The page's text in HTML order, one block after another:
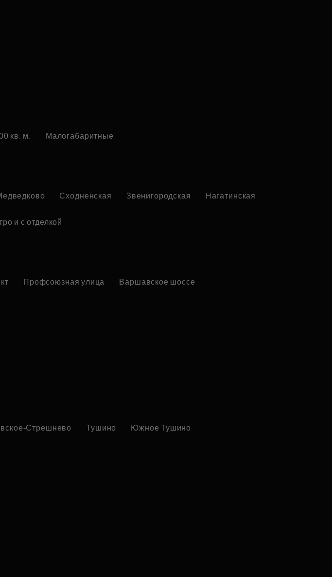
кв. м. Малогабаритные
Сходненская Звенигородская Нагатинская
и с отделкой
Профсоюзная улица Варшавское шоссе
Стрешнево Тушино Южное Тушино